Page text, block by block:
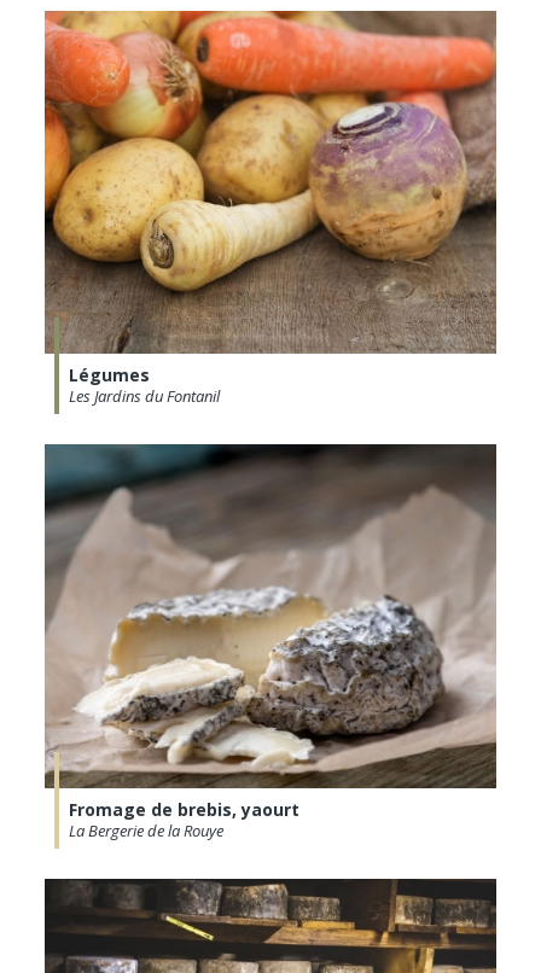
Légumes
Les Jardins du Fontanil
Fromage de brebis, yaourt
La Bergerie de la Rouye